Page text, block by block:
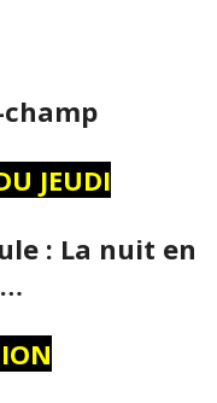
champ
JEUDI
: La nuit en